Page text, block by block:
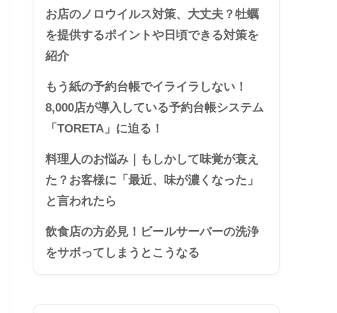
お店のノロウイルス対策、大丈夫？牡蠣
を提供するポイントや日頃できる対策を
紹介
もう紙の予約台帳でイライラしない！
8,000店が導入している予約台帳システム
「TORETA」に迫る！
料理人のお悩み｜もしかして味覚が衰え
た？お客様に「最近、味が濃くなった」
と言われたら
飲食店の方必見！ビールサーバーの洗浄
をサボってしまうとこうなる